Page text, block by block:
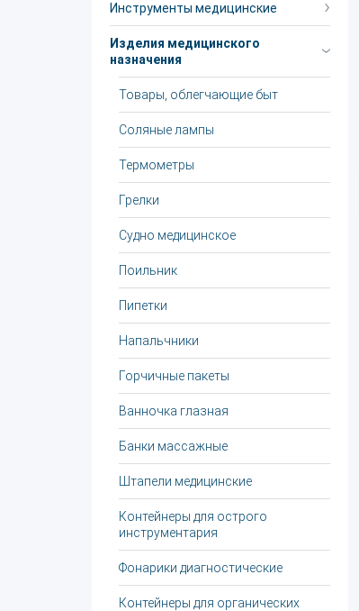
Инструменты медицинские
Изделия медицинского
назначения
Товары, облегчающие быт
Соляные лампы
Термометры
Грелки
Судно медицинское
Поильник
Пипетки
Напальчники
Горчичные пакеты
Ванночка глазная
Банки массажные
Штапели медицинские
Контейнеры для острого
инструментария
Фонарики диагностические
Контейнеры для органических